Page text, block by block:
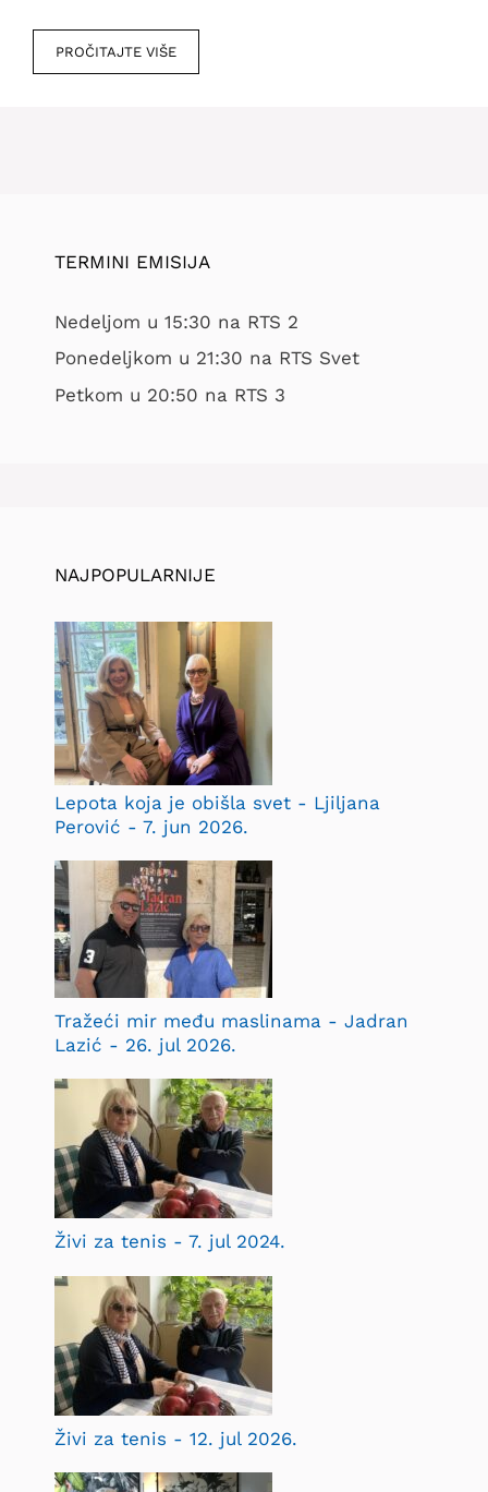
PROČITAJTE VIŠE
TERMINI EMISIJA
Nedeljom u 15:30 na RTS 2
Ponedeljkom u 21:30 na RTS Svet
Petkom u 20:50 na RTS 3
NAJPOPULARNIJE
Lepota koja je obišla svet - Ljiljana
Perović - 7. jun 2026.
Tražeći mir među maslinama - Jadran
Lazić - 26. jul 2026.
Živi za tenis - 7. jul 2024.
Živi za tenis - 12. jul 2026.